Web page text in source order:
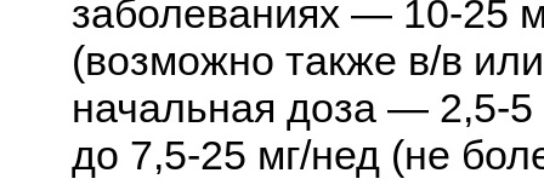
заболеваниях — 10-25
(возможно также в/в
начальная доза — 2,5-5
до 7,5-25 мг/нед (не